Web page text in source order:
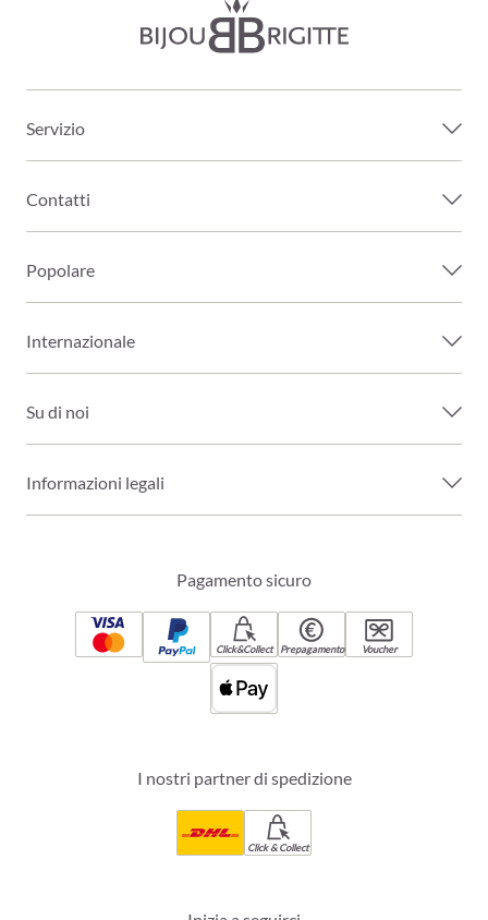
Servizio
Contatti
Popolare
Internazionale
Su di noi
Informazioni legali
Pagamento sicuro
Click&Collect Prepagamento Voucher
I nostri partner di spedizione
Click & Collect